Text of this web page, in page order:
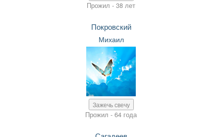
Прожил - 38 лет
Покровский
Михаил
Зажечь свечу
Прожил - 64 года